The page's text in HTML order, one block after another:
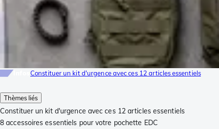
Thèmes liés
Constituer un kit d'urgence avec ces 12 articles essentiels
8 accessoires essentiels pour votre pochette EDC
Constituer un kit d'urgence avec ces 12 articles essentiels